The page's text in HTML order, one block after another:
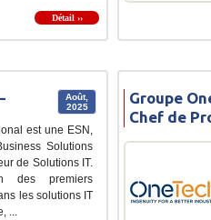
Détail ››
Août,
2025
est une ESN,
Solutions
de Solutions IT.
des premiers
les solutions IT
...
Groupe
Chef de